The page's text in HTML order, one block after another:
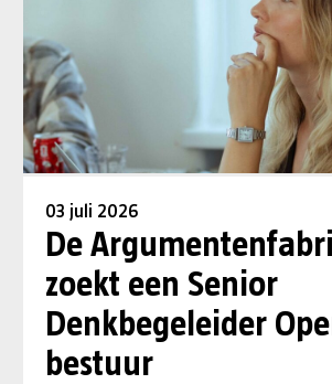
03 juli 2026
De
zoekt een Senior
Denkbegeleider
bestuur